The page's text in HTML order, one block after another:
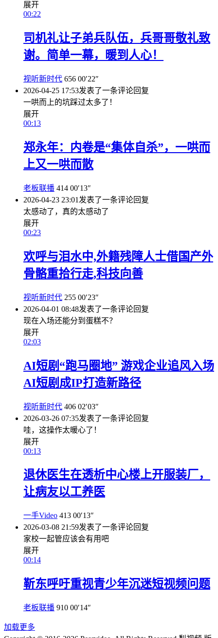
展开
00:22
司机礼让子弟兵队伍，兵哥哥敬礼致
谢。简单一幕，暖到人心！
视听新时代 656 00′22″
2026-04-25 17:53发表了一条评论回复
一哄而上的坑踩过太多了！
展开
00:13
郑永年：内卷是“集体自杀”，一哄而
上又一哄而散
老板联播 414 00′13″
2026-04-23 23:01 发表了一条评论回复
太感动了，真的太感动了
展开
00:23
欢呼与泪水中,外籍残障人士借国产外
骨骼重拾行走,科技向善
视听新时代 255 00′23″
2026-04-01 08:48发表了一条评论回复
现在入场还能分到蛋糕不？
展开
02:03
AI短剧“跑马圈地” 游戏企业追风入场
AI短剧成IP打造新路径
视听新时代 406 02′03″
2026-03-26 07:35发表了一条评论回复
哇，这操作太暖心了！
展开
00:13
退休医生在透析中心楼上开服装厂，
让病友以工养医
一手Video 413 00′13″
2026-03-08 21:59发表了一条评论回复
家校一起管应该会有用吧
展开
00:14
靳东呼吁重视青少年沉迷短视频问题
老板联播 910 00′14″
加载更多